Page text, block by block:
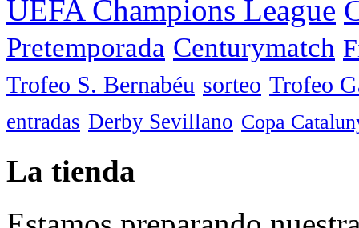
UEFA Champions League
Pretemporada Centurymatch
Trofeo S. Bernabéu sorteo Trofeo
entradas Derby Sevillano Copa
La tienda